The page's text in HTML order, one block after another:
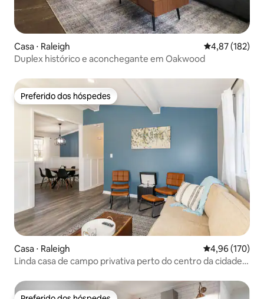
Casa ⋅ Raleigh 4,87 de uma
4,87 (182)
Duplex histórico e aconchegante em Oakwood
Preferido dos hóspedes
Preferido dos hóspedes
Casa ⋅ Raleigh 4,96 de uma
4,96 (170)
Linda casa de campo privativa perto do centro da cidade